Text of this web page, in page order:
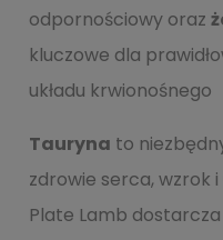
odpornościowy oraz
kluczowe dla
układu krwionośnego
Tauryna to
zdrowie serca, wzrok
Plate Lamb